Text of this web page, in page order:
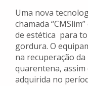
Uma nova
chamada
de estética para
gordura. O
na recuperação
quarentena,
adquirida no